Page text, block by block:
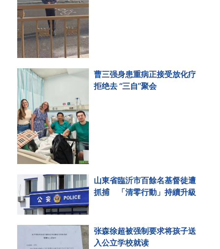
曹三强身患重病正接受放化疗
拒绝去 “三自”聚会
山東省臨沂市百餘名基督徒遭
抓捕 「清零行動」持續升級
张森徐超被强制要求将孩子送
入公立学校就读